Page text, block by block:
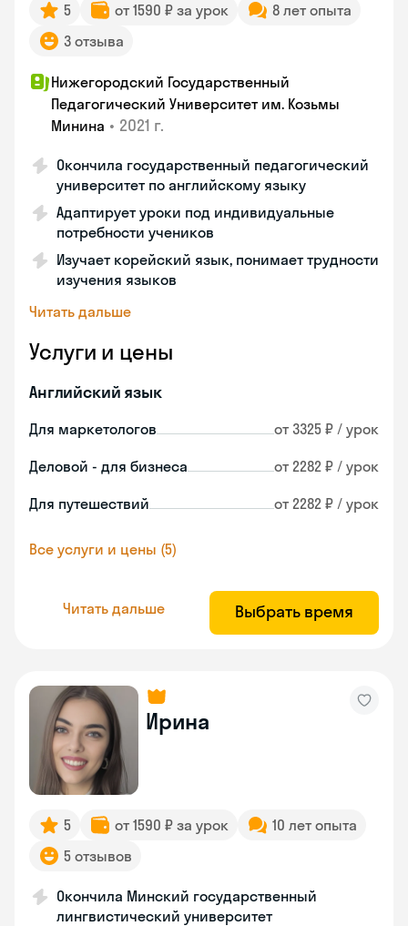
5 от 1590 ₽ за урок
8 лет опыта
3 отзыва
Нижегородский Государственный
Педагогический Университет им. Козьмы
Минина • 2021 г.
Окончила государственный педагогический
университет по английскому языку
Адаптирует уроки под индивидуальные
потребности учеников
Изучает корейский язык, понимает трудности
изучения языков
Читать дальше
Услуги и цены
Английский язык
Для маркетологов от 3325 ₽ / урок
Деловой - для бизнеса от 2282 ₽ / урок
Для путешествий от 2282 ₽ / урок
Все услуги и цены (5)
Читать дальше Выбрать время
Ирина
5 от 1590 ₽ за урок
10 лет опыта
5 отзывов
Окончила Минский государственный
лингвистический университет